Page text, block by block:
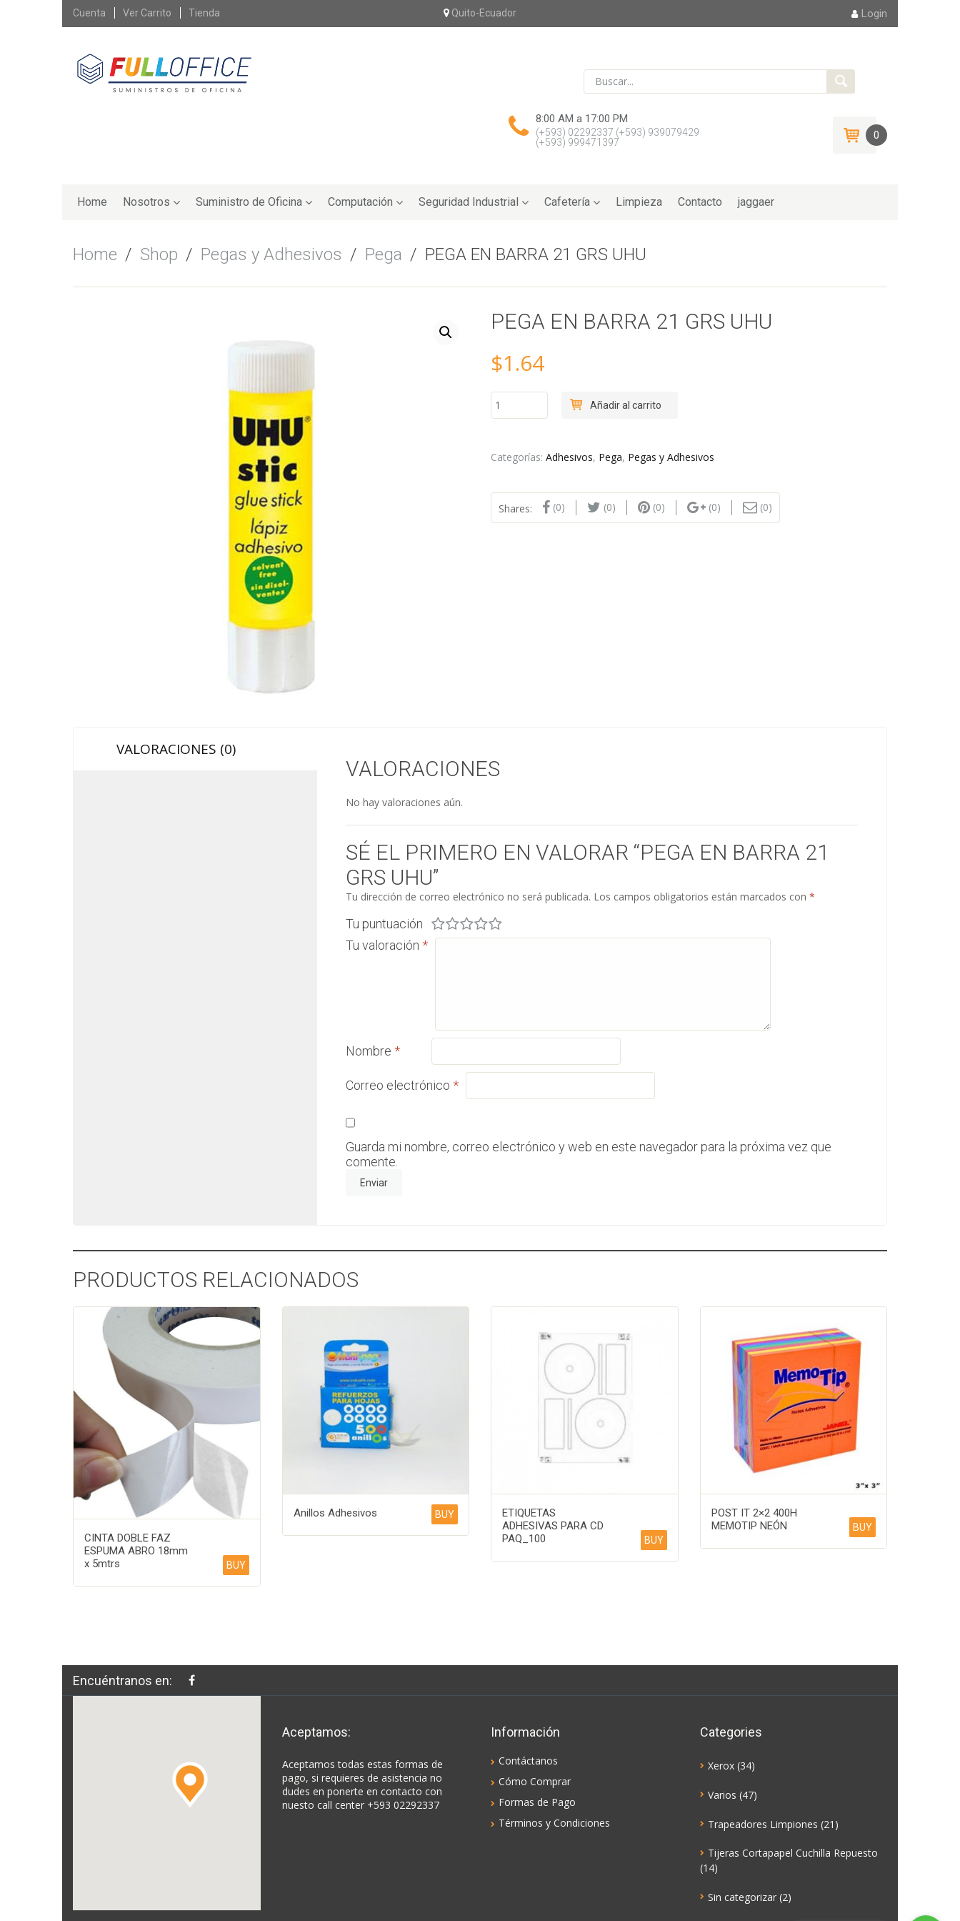
Skip
Cuenta Ver Carrito Tienda Quito-Ecuador Login
8:00 AM a 17:00 PM
(+593) 02292337 (+593) 939079429
(+593) 999471397
0
to
Home Nosotros Suministro de Oficina Computación Seguridad Industrial Cafetería Limpieza Contacto jaggaer
Home / Shop / Pegas y Adhesivos / Pega / PEGA EN BARRA 21 GRS UHU
PEGA EN BARRA 21 GRS UHU
$1.64
PEGA
EN
GRS
UHU
Añadir al carrito
Categorías: Adhesivos, Pega, Pegas y Adhesivos
Shares: (0) (0) (0) (0) (0)
VALORACIONES (0)
VALORACIONES
No hay valoraciones aún.
SÉ EL PRIMERO EN VALORAR “PEGA EN BARRA 21
GRS UHU”
Tu dirección de correo electrónico no será publicada. Los campos obligatorios están marcados con*
Tu puntuación
Tu valoración*
Nombre*
Correo electrónico*
Guarda mi nombre, correo electrónico y web en este navegador para la próxima vez que
comente.
PRODUCTOS RELACIONADOS
CINTA DOBLE FAZ
ESPUMA ABRO 18mm
x 5mtrs
BUY
Anillos Adhesivos BUY
ETIQUETAS
ADHESIVAS PARA CD
PAQ_100
BUY
POST IT 2×2 400H
MEMOTIP NEÓN
BUY
Encuéntranos en:
Aceptamos:
Aceptamos todas estas formas de
pago, si requieres de asistencia no
dudes en ponerte en contacto con
nuesto call center +593 02292337
Información
Contáctanos
Cómo Comprar
Formas de Pago
Términos y Condiciones
Categories
Xerox (34)
Varios (47)
Trapeadores Limpiones (21)
Tijeras Cortapapel Cuchilla Repuesto
(14)
Sin categorizar (2)